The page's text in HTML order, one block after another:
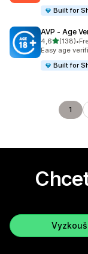
Built for
AVP ‑ Age
4,6z 5 hvězd
(138)
Celkový počet
•
Easy age
Built for
1